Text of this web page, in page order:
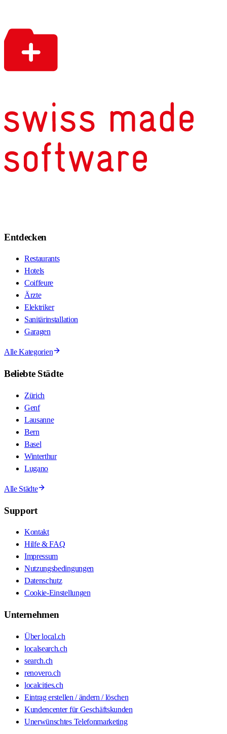
Entdecken
Restaurants
Hotels
Coiffeure
Ärzte
Elektriker
Sanitärinstallation
Garagen
Alle Kategorien
Beliebte Städte
Zürich
Genf
Lausanne
Bern
Basel
Winterthur
Lugano
Alle Städte
Support
Kontakt
Hilfe & FAQ
Impressum
Nutzungsbedingungen
Datenschutz
Cookie-Einstellungen
Unternehmen
Über local.ch
localsearch.ch
search.ch
renovero.ch
localcities.ch
Eintrag erstellen / ändern / löschen
Kundencenter für Geschäftskunden
Unerwünschtes Telefonmarketing